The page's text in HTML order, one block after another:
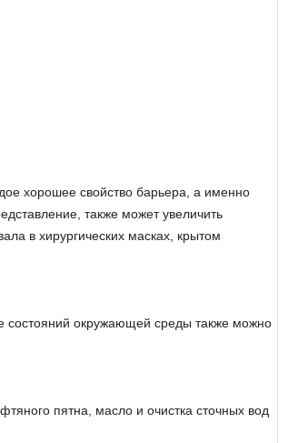
хорошее свойство барьера, а именно
также может увеличить
в хирургических масках, крытом
состояний окружающей среды также можно
пятна, масло и очистка сточных вод